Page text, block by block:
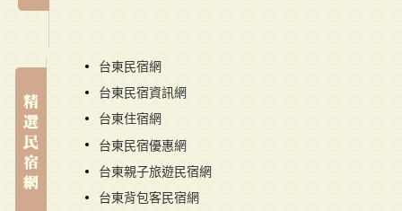
台東民宿網
台東民宿資訊網
台東住宿網
台東民宿優惠網
台東親子旅遊民宿網
台東背包客民宿網